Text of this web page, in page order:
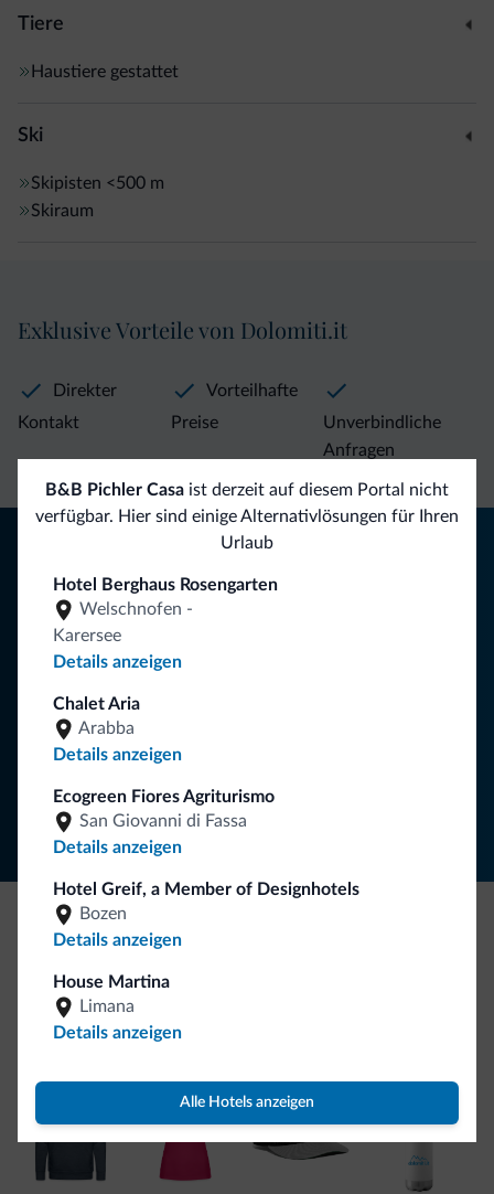
Tiere
Haustiere gestattet
Ski
Skipisten <500 m
Skiraum
B&B Pichler Casa ist derzeit auf diesem Portal nicht
verfügbar. Hier sind einige Alternativlösungen für Ihren
Urlaub
Hotel Berghaus Rosengarten
Welschnofen -
Karersee
Details anzeigen
Chalet Aria
Arabba
Details anzeigen
Ecogreen Fiores Agriturismo
San Giovanni di Fassa
Details anzeigen
Hotel Greif, a Member of Designhotels
Bozen
Details anzeigen
House Martina
Limana
Details anzeigen
Alle Hotels anzeigen
Exklusive Vorteile von Dolomiti.it
Direkter
Kontakt
Vorteilhafte
Preise
Unverbindliche
Anfragen
Folgen Sie Dolomiti.it auf
Tipps aus den Dolomiten
Sie erhalten Informationen, exklusive Angebote und
Neuigkeiten für Ihren Urlaub in den Dolomiten.
Seien Sie originell, entdecken Sie die neue
Kollektion
So viele von Ihnen haben uns gefragt. Die neue Kollektion
von Dolomiti.it ist da!